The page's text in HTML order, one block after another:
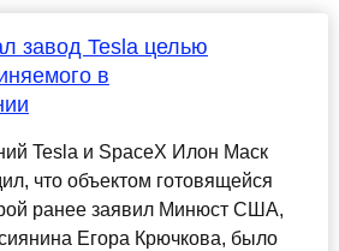
завод Tesla целью
в
Tesla и SpaceX Илон Маск
что объектом готовящейся
ранее заявил Минюст США,
Егора Крючкова, было